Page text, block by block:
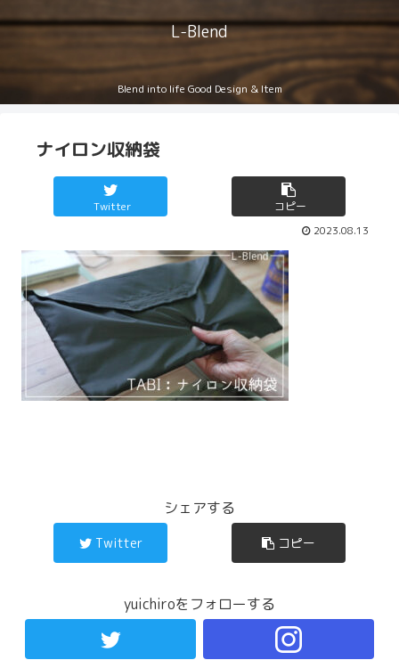
L-Blend
Blend into life Good Design & Item
ナイロン収納袋
Twitter コピー
2023.08.13
シェアする
Twitter コピー
yuichiroをフォローする